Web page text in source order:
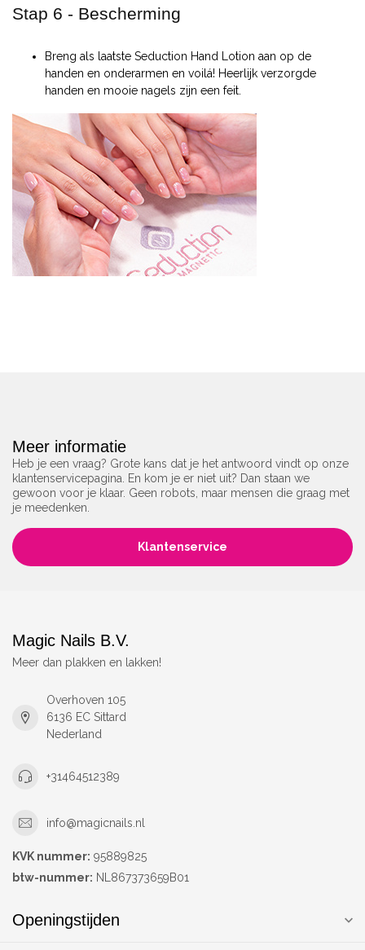
Stap 6 - Bescherming
Breng als laatste Seduction Hand Lotion aan op de
handen en onderarmen en voilá! Heerlijk verzorgde
handen en mooie nagels zijn een feit.
Meer informatie
Heb je een vraag? Grote kans dat je het antwoord vindt op onze
klantenservicepagina. En kom je er niet uit? Dan staan we
gewoon voor je klaar. Geen robots, maar mensen die graag met
je meedenken.
Klantenservice
Magic Nails B.V.
Meer dan plakken en lakken!
Overhoven 105
6136 EC Sittard
Nederland
+31464512389
info@magicnails.nl
KVK nummer: 95889825
btw-nummer: NL867373659B01
Openingstijden